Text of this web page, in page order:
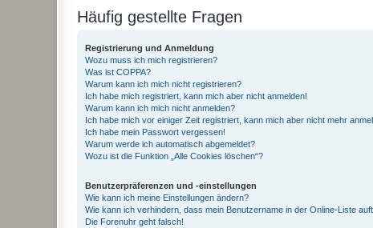
Häufig gestellte Fragen
Registrierung und Anmeldung
Wozu muss ich mich registrieren?
Was ist COPPA?
Warum kann ich mich nicht registrieren?
Ich habe mich registriert, kann mich aber nicht anmelden!
Warum kann ich mich nicht anmelden?
Ich habe mich vor einiger Zeit registriert, kann mich aber nicht mehr
Ich habe mein Passwort vergessen!
Warum werde ich automatisch abgemeldet?
Wozu ist die Funktion „Alle Cookies löschen“?
Benutzerpräferenzen und -einstellungen
Wie kann ich meine Einstellungen ändern?
Wie kann ich verhindern, dass mein Benutzername in der Online-Liste
Die Forenuhr geht falsch!